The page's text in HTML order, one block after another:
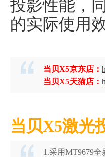
投影性能，
的实际使用
当贝X5京东店：
当贝X5天猫店：
当贝X5激光
1.采用MT9679